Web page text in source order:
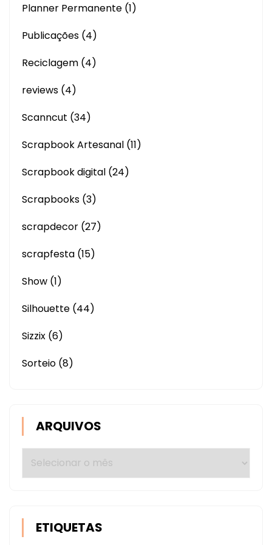
Planner Permanente (1)
Publicações (4)
Reciclagem (4)
reviews (4)
Scanncut (34)
Scrapbook Artesanal (11)
Scrapbook digital (24)
Scrapbooks (3)
scrapdecor (27)
scrapfesta (15)
Show (1)
Silhouette (44)
Sizzix (6)
Sorteio (8)
ARQUIVOS
Arquivos
ETIQUETAS